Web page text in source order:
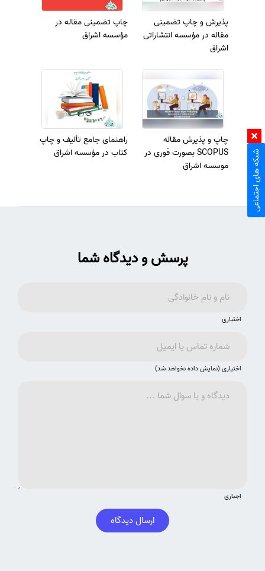
پذیرش و چاپ تضمینی
مقاله در مؤسسه انتشاراتی
اشراق
چاپ تضمینی مقاله در
مؤسسه اشراق
چاپ و پذیرش مقاله
SCOPUS بصورت فوری در
موسسه اشراق
راهنمای جامع تألیف و چاپ
کتاب در مؤسسه اشراق
پرسش و دیدگاه شما
اختیاری
اختیاری (نمایش داده نخواهد شد)
اجباری
ارسال دیدگاه
شبکه های اجتماعی